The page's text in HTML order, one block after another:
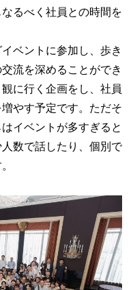
るべく社員との時間を
ベントに参加し、歩き
流を深めることができ
に行く企画をし、社員
やす予定です。ただそ
イベントが多すぎると
数で話したり、個別で